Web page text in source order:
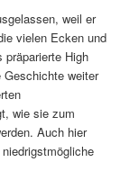
weil er
vielen Ecken und
High
weiter
wie sie zum
Auch hier